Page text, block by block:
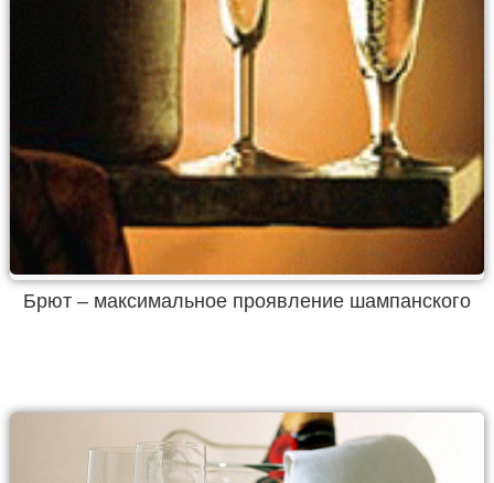
Брют – максимальное проявление шампанского